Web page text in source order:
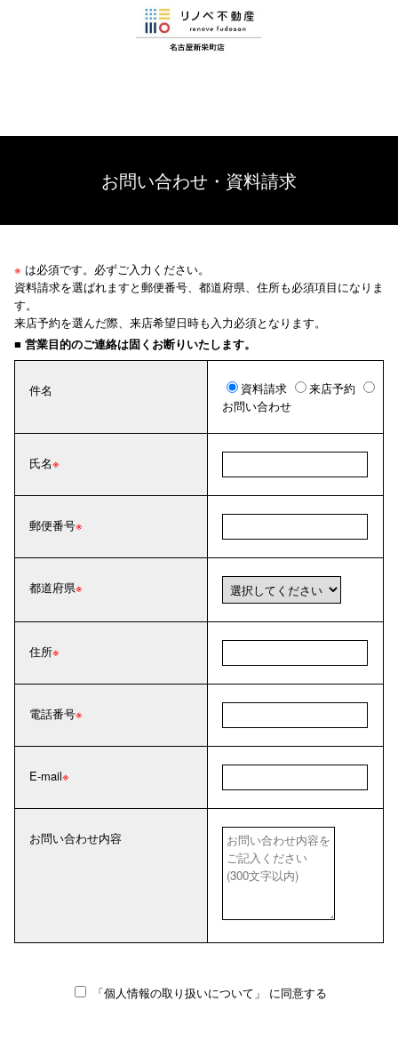
お問い合わせ・資料請求
※ は必須です。必ずご入力ください。
資料請求を選ばれますと郵便番号、都道府県、住所も必須項目になりま
す。
来店予約を選んだ際、来店希望日時も入力必須となります。
■ 営業目的のご連絡は固くお断りいたします。
件名 資料請求
来店予約
お問い合わせ
氏名
郵便番号
都道府県
住所
電話番号
E-mail
お問い合わせ内容
「個人情報の取り扱いについて」 に同意する